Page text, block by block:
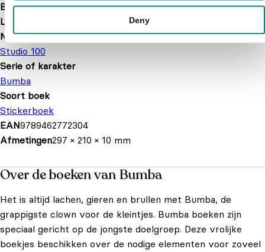
Deny
BindwijzeSoftcover
Leeftijd
Merk
Studio 100
Serie of karakter
Bumba
Soort boek
Stickerboek
EAN9789462772304
Afmetingen297 × 210 × 10 mm
Over de boeken van Bumba
Het is altijd lachen, gieren en brullen met Bumba, de
grappigste clown voor de kleintjes. Bumba boeken zijn
speciaal gericht op de jongste doelgroep. Deze vrolijke
boekjes beschikken over de nodige elementen voor zoveel